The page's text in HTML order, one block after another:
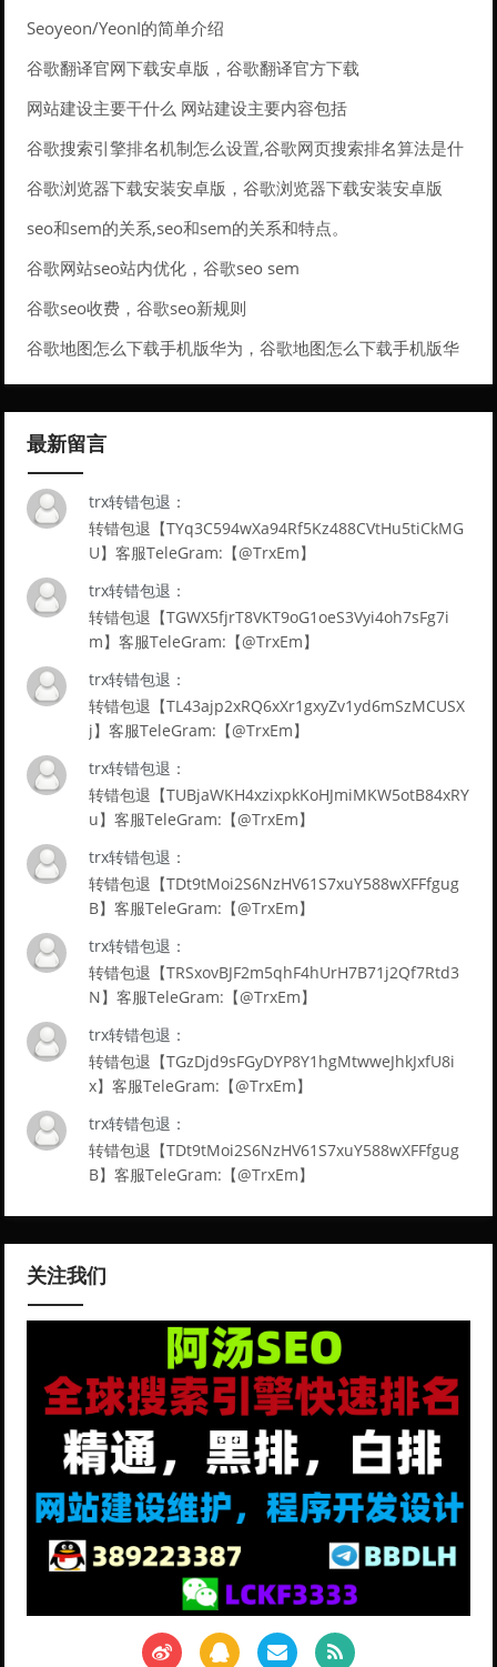
Seoyeon/YeonI的简单介绍
谷歌翻译官网下载安卓版，谷歌翻译官方下载
网站建设主要干什么 网站建设主要内容包括
谷歌搜索引擎排名机制怎么设置,谷歌网页搜索排名算法是什
么。
谷歌浏览器下载安装安卓版，谷歌浏览器下载安装安卓版
seo和sem的关系,seo和sem的关系和特点。
谷歌网站seo站内优化，谷歌seo sem
谷歌seo收费，谷歌seo新规则
谷歌地图怎么下载手机版华为，谷歌地图怎么下载手机版华
为手表
最新留言
trx转错包退：
转错包退【TYq3C594wXa94Rf5Kz488CVtHu5tiCkMG
U】客服TeleGram:【@TrxEm】
trx转错包退：
转错包退【TGWX5fjrT8VKT9oG1oeS3Vyi4oh7sFg7i
m】客服TeleGram:【@TrxEm】
trx转错包退：
转错包退【TL43ajp2xRQ6xXr1gxyZv1yd6mSzMCUSX
j】客服TeleGram:【@TrxEm】
trx转错包退：
转错包退【TUBjaWKH4xzixpkKoHJmiMKW5otB84xRY
u】客服TeleGram:【@TrxEm】
trx转错包退：
转错包退【TDt9tMoi2S6NzHV61S7xuY588wXFFfgug
B】客服TeleGram:【@TrxEm】
trx转错包退：
转错包退【TRSxovBJF2m5qhF4hUrH7B71j2Qf7Rtd3
N】客服TeleGram:【@TrxEm】
trx转错包退：
转错包退【TGzDjd9sFGyDYP8Y1hgMtwweJhkJxfU8i
x】客服TeleGram:【@TrxEm】
trx转错包退：
转错包退【TDt9tMoi2S6NzHV61S7xuY588wXFFfgug
B】客服TeleGram:【@TrxEm】
关注我们